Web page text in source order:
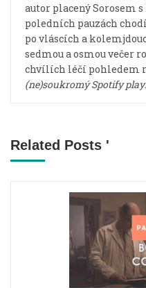
autor placený Sorosem
poledních pauzách
po vláscích a
sedmou a osmou večer
chvílích léčí pohledem
(ne)soukromý Spotify
Related Posts '